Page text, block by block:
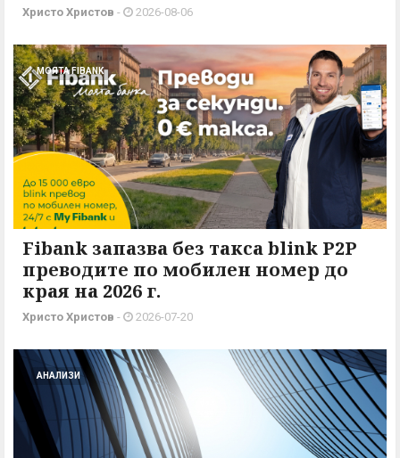
Христо Христов - 2026-08-06
МОЯТА FIBANK
Fibank запазва без такса blink P2P
преводите по мобилен номер до
края на 2026 г.
Христо Христов - 2026-07-20
АНАЛИЗИ